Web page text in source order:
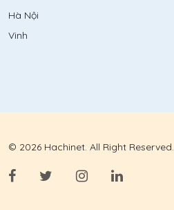
Hà Nội
Vinh
© 2026 Hachinet. All Right Reserved.